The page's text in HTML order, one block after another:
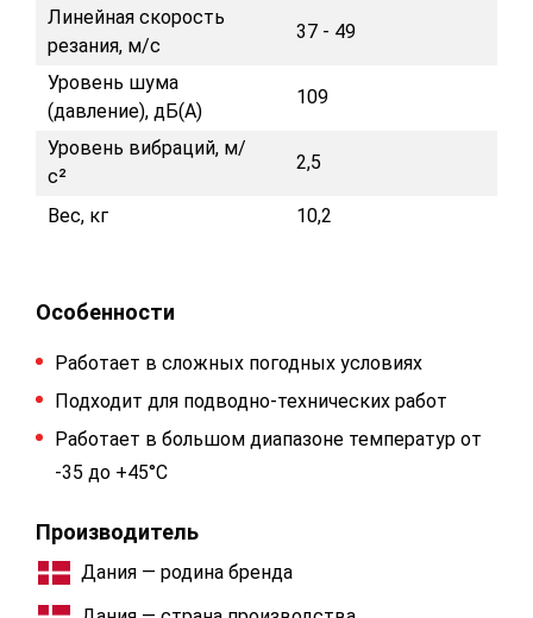
Линейная скорость
резания, м/с
37 - 49
Уровень шума
(давление), дБ(А)
109
Уровень вибраций, м/
с²
2,5
Вес, кг 10,2
Особенности
Работает в сложных погодных условиях
Подходит для подводно-технических работ
Работает в большом диапазоне температур от
-35 до +45°C
Производитель
Дания — родина бренда